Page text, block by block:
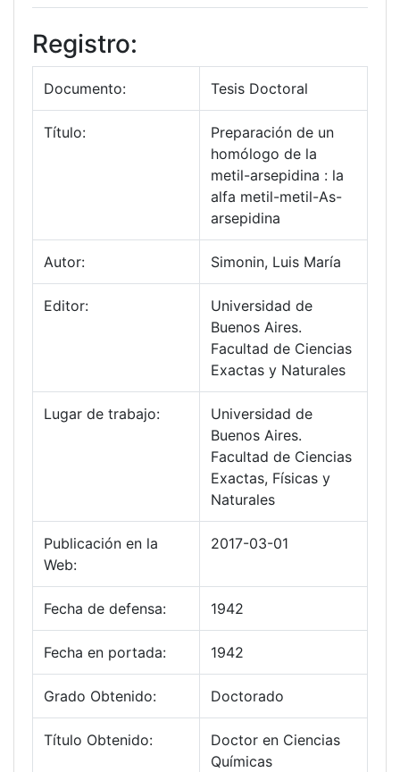
Registro:
Documento: Tesis Doctoral
Título:
Preparación de un
homólogo de la
metil-arsepidina : la
alfa metil-metil-As-
arsepidina
Autor: Simonin, Luis María
Editor:
Universidad de
Buenos Aires.
Facultad de Ciencias
Exactas y Naturales
Lugar de trabajo:
Universidad de
Buenos Aires.
Facultad de Ciencias
Exactas, Físicas y
Naturales
Publicación en la
Web:
2017-03-01
Fecha de defensa: 1942
Fecha en portada: 1942
Grado Obtenido: Doctorado
Título Obtenido:
Doctor en Ciencias
Químicas